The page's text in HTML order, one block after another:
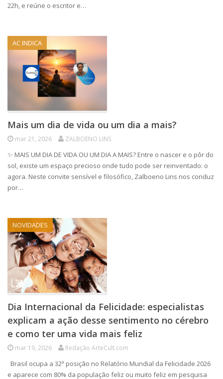
22h, e reúne o escritor e…
AC INDICA
Mais um dia de vida ou um dia a mais?
mar 21, 2026 ZALBOENO LINS
✨ MAIS UM DIA DE VIDA OU UM DIA A MAIS? Entre o nascer e o pôr do
sol, existe um espaço precioso onde tudo pode ser reinventado: o
agora. Neste convite sensível e filosófico, Zalboeno Lins nos conduz
por…
NOVIDADES
Dia Internacional da Felicidade: especialistas
explicam a ação desse sentimento no cérebro
e como ter uma vida mais feliz
mar 19, 2026 Redação ArteCult.com
Brasil ocupa a 32ª posição no Relatório Mundial da Felicidade 2026
e aparece com 80% da população feliz ou muito feliz em pesquisa